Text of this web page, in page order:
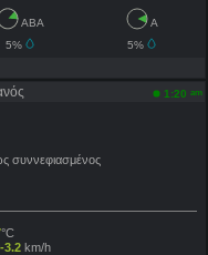
ΑΒΑ
Α
5%
5%
1:20 am
συννεφιασμένος
°C
3.2km/h